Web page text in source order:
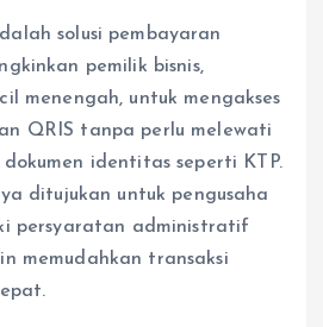
solusi pembayaran
pemilik bisnis,
menengah, untuk mengakses
QRIS tanpa perlu melewati
identitas seperti KTP.
ditujukan untuk pengusaha
persyaratan administratif
memudahkan transaksi